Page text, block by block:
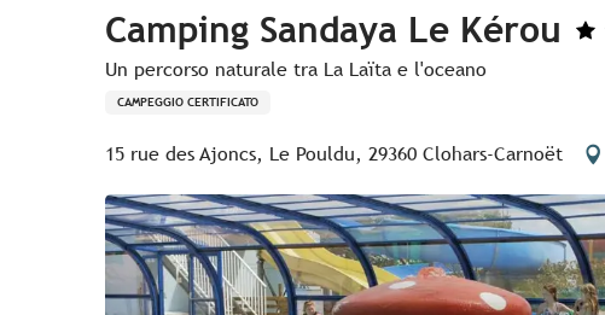
Camping Sandaya Le Kérou
Un percorso naturale tra La Laïta e l'oceano
CAMPEGGIO CERTIFICATO
15 rue des Ajoncs, Le Pouldu, 29360 Clohars-Carnoët